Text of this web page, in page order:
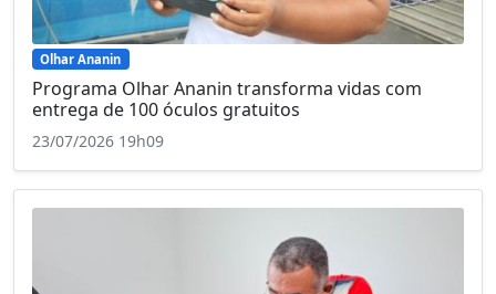
Olhar Ananin
Programa Olhar Ananin transforma vidas com
entrega de 100 óculos gratuitos
23/07/2026 19h09